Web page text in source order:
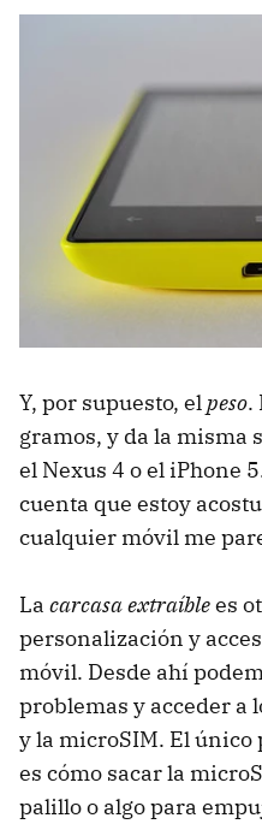
Y, por supuesto, elpeso.
gramos, y da la misma
el Nexus 4 o el iPhone
cuenta que estoy
cualquier móvil me
La carcasa extraíblees
personalización y
móvil. Desde ahí
problemas y acceder a
y la microSIM. El único
es cómo sacar la
palillo o algo para